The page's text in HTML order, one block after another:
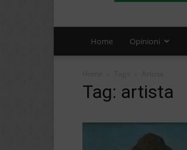
Home Opinioni
Tag: artista